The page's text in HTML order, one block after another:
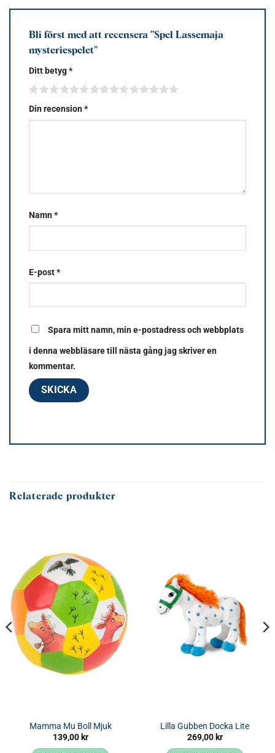
Bli först med att recensera ”Spel Lassemaja
mysteriespelet”
Ditt betyg*
Din recension*
Namn*
E-post*
Spara mitt namn, min e-postadress och webbplats
i denna webbläsare till nästa gång jag skriver en
kommentar.
Relaterade produkter
Mamma Mu Boll Mjuk
139,00 kr
Lilla Gubben Docka Lite
269,00 kr